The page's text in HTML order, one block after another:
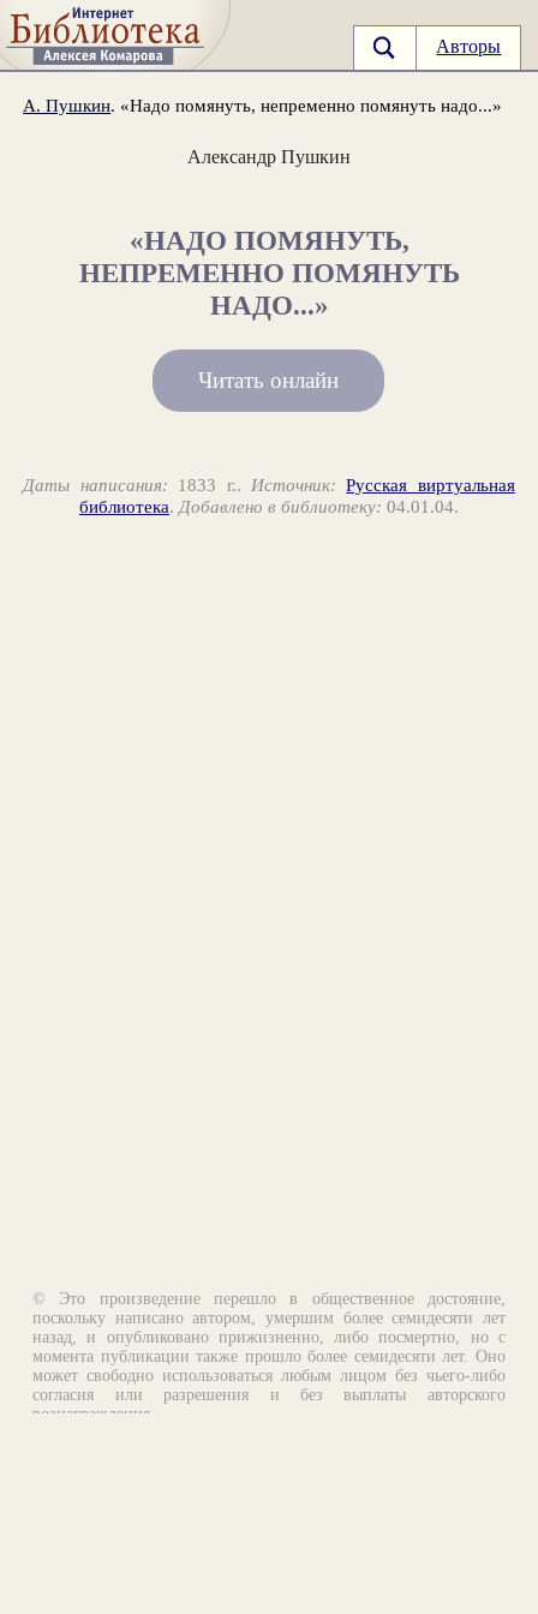
Авторы
А. Пушкин. «Надо помянуть, непременно помянуть надо...»
Александр Пушкин
«НАДО ПОМЯНУТЬ,
НЕПРЕМЕННО ПОМЯНУТЬ
НАДО...»
Читать онлайн
Даты написания: 1833 г.. Источник: Русская виртуальная
библиотека.Добавлено в библиотеку: 04.01.04.
© Это произведение перешло в общественное достояние,
поскольку написано автором, умершим более семидесяти лет
назад, и опубликовано прижизненно, либо посмертно, но с
момента публикации также прошло более семидесяти лет. Оно
может свободно использоваться любым лицом без чьего-либо
согласия или разрешения и без выплаты авторского
вознаграждения.